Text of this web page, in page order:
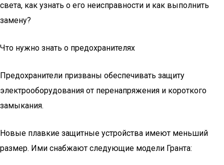
света, как узнать о его неисправности и как выполнить
замену?
Что нужно знать о предохранителях
Предохранители призваны обеспечивать защиту
электрооборудования от перенапряжения и короткого
замыкания.
Новые плавкие защитные устройства имеют меньший
размер. Ими снабжают следующие модели Гранта: